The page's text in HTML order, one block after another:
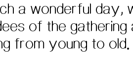
a wonderful day,
of the gathering
from young to old.